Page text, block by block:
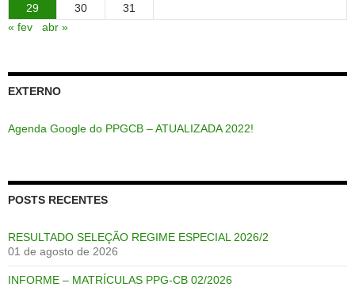
29
30
31
« fev
abr »
EXTERNO
Agenda Google do PPGCB – ATUALIZADA 2022!
POSTS RECENTES
RESULTADO SELEÇÃO REGIME ESPECIAL 2026/2
01 de agosto de 2026
INFORME – MATRÍCULAS PPG-CB 02/2026